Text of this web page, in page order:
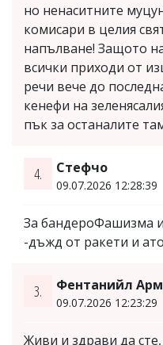
но ненаситните
комисари в целия
напълване! Защото
всички приходи от
речи вече до
кенефи на
пък за останалите
4. Стефчо
09.07.2026 12:28:39
За бандероФашизма
-дъжд от ракети и
3. Фентанийл
09.07.2026 12:23:29
Живи и здрави да